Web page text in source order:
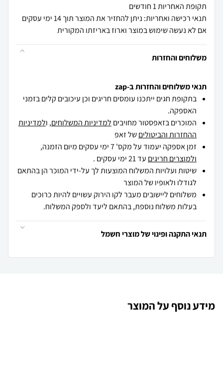
תקופת האחריות 1 חודשים
תנאי רכישה ואחריות: ניתן להחזיר את המוצר תוך 14 ימי עסקים
אם לא נעשה שימוש במוצר וארוז באריזתו המקורית
משלוחים והחזרות
תנאי משלוחים והחזרות ב-zap
בתקופת חגים ייתכנו עומסים חריגים וכן עיכובים קלים בזמני
האספקה.
המוכרים בזאפסטור מחויבים למדיניות המשלוחים, ולמדיניות
ההחזרות והביטוליםשל זאפ
זמן אספקה יעמוד על מקס' 7 ימי עסקים מיום הזמנה,
ולמוצרים חריגים עד 21 ימי עסקים .
שיטות ועלויות המשלוח המוצעות לך על-ידי המוכר הן בהתאם
לגודלו ולאופיו של המוצר
משלוחים ליישובים מעבר לקו הירוק עשויים להיות כרוכים
בעלות משלוח נוספת, בהתאם ליעד ולספק המשלוח.
תנאי התקנה ופינוי של מוצרי חשמל
מידע נוסף על המוצר